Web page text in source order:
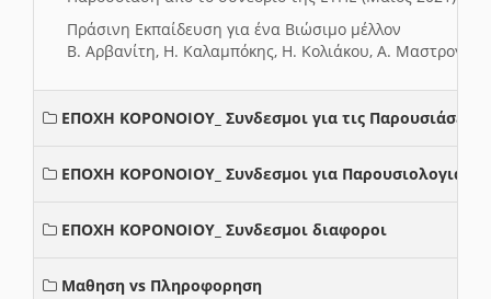
Πράσινη Εκπαίδευση για ένα Βιώσιμο μέλλον
Β. Αρβανίτη, Η. Καλαμπόκης, Η. Κολιάκου, Α.
ΕΠΟΧΗ ΚΟΡΟΝΟΙΟΥ_ Συνδεσμοι για τις Παρουσιάσεις
ΕΠΟΧΗ ΚΟΡΟΝΟΙΟΥ_ Συνδεσμοι για Παρουσιολογια
ΕΠΟΧΗ ΚΟΡΟΝΟΙΟΥ_ Συνδεσμοι διαφοροι
Μαθηση vs Πληροφορηση